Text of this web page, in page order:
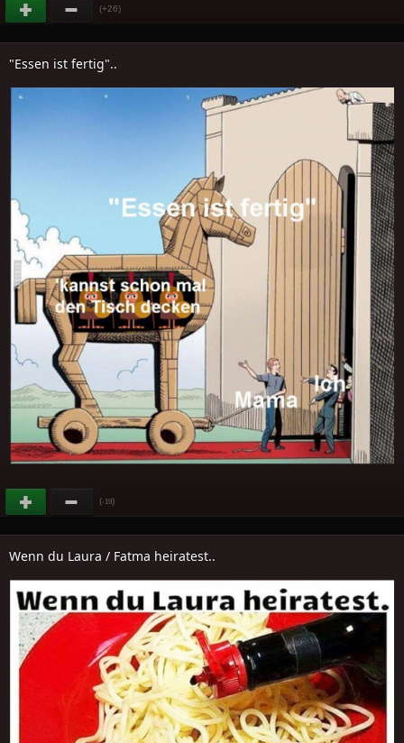
(+26)
"Essen ist fertig"..
(-19)
Wenn du Laura / Fatma heiratest..